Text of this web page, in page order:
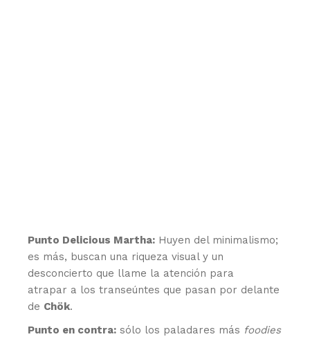
Punto Delicious Martha: Huyen del minimalismo;
es más, buscan una riqueza visual y un
desconcierto que llame la atención para
atrapar a los transeúntes que pasan por delante
de Chök.
Punto en contra: sólo los paladares más foodies